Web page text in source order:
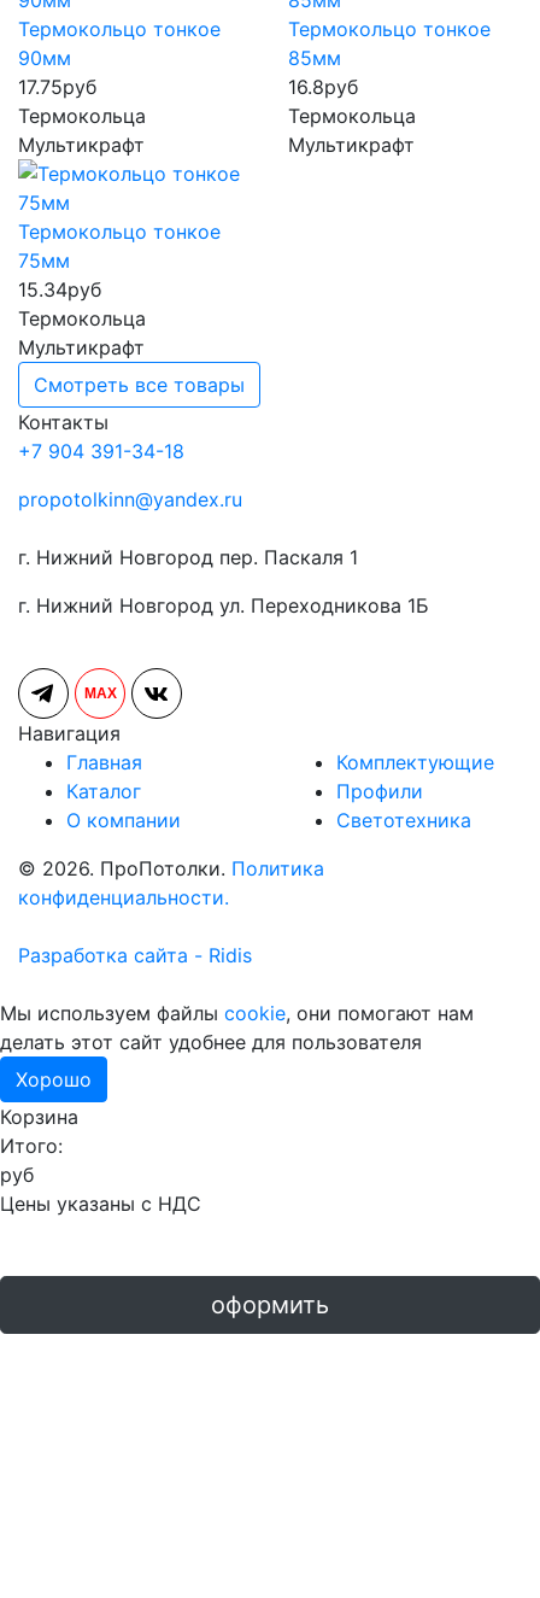
Термокольцо тонкое
90мм
17.75руб
Термокольца
Мультикрафт
Термокольцо тонкое
85мм
16.8руб
Термокольца
Мультикрафт
Термокольцо тонкое
75мм
15.34руб
Термокольца
Мультикрафт
Смотреть все товары
Контакты
+7 904 391-34-18
propotolkinn@yandex.ru
г. Нижний Новгород пер. Паскаля 1
г. Нижний Новгород ул. Переходникова 1Б
MAX
Навигация
Главная
Каталог
О компании
Комплектующие
Профили
Светотехника
© 2026. ПроПотолки. Политика
конфиденциальности.
Разработка сайта - Ridis
Мы используем файлы cookie, они помогают нам
делать этот сайт удобнее для пользователя
Хорошо
Корзина
Итого:
руб
Цены указаны с НДС
оформить